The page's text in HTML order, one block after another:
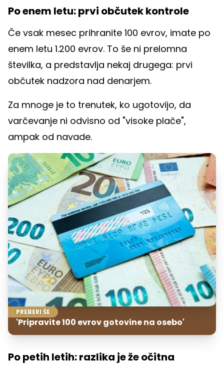
Po enem letu: prvi občutek kontrole
Če vsak mesec prihranite 100 evrov, imate po
enem letu 1.200 evrov. To še ni prelomna
številka, a predstavlja nekaj drugega: prvi
občutek nadzora nad denarjem.
Za mnoge je to trenutek, ko ugotovijo, da
varčevanje ni odvisno od "visoke plače",
ampak od navade.
PREBERI ŠE
'Pripravite 100 evrov gotovine na osebo'
Po petih letih: razlika je že očitna